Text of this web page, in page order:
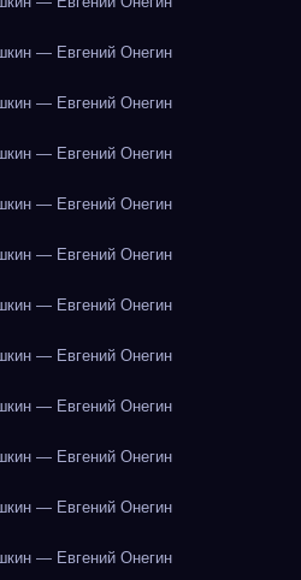
— Евгений Онегин
— Евгений Онегин
— Евгений Онегин
— Евгений Онегин
— Евгений Онегин
— Евгений Онегин
— Евгений Онегин
— Евгений Онегин
— Евгений Онегин
— Евгений Онегин
— Евгений Онегин